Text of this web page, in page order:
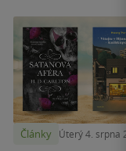
Články Úterý 4. srpna